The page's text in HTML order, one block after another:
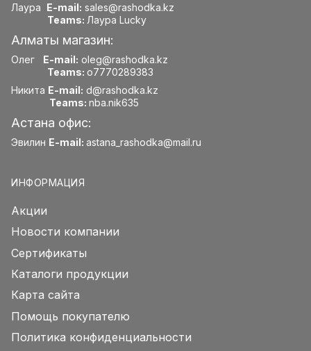
Лаура E-mail: sales@rashodka.kz
Teams: Лаура Lucky
Алматы магазин:
Олег E-mail: oleg@rashodka.kz
Teams: o7770289383
Никита E-mail: d@rashodka.kz
Teams: nba.nik635
Астана офис:
Эвилин E-mail: astana_rashodka@mail.ru
ИНФОРМАЦИЯ
Акции
Новости компании
Сертификаты
Каталоги продукции
Карта сайта
Помощь покупателю
Политика конфиденциальности